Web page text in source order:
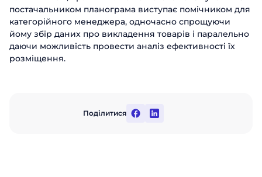
постачальником планограма виступає помічником для
категорійного менеджера, одночасно спрощуючи
йому збір даних про викладення товарів і паралельно
даючи можливість провести аналіз ефективності їх
розміщення.
Поділитися